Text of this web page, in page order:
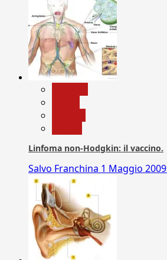
Linfoma non-Hodgkin: il vaccino.
Salvo Franchina 1 Maggio 2009